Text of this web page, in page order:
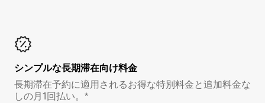
シンプルな長期滞在向け料金
長期滞在予約に適用されるお得な特別料金と追加料金な
しの月1回払い。*